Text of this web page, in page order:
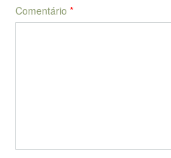
Comentário *